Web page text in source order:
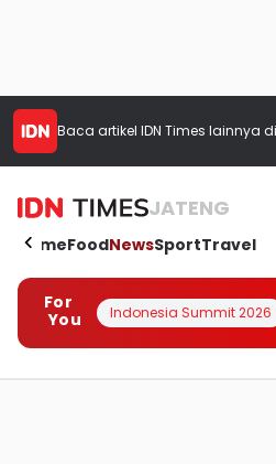
Baca artikel IDN Times lainnya di
JATENG
HomeFoodNewsSportTravel
For
You
Indonesia Summit 2026